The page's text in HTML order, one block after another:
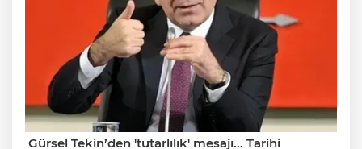
Gürsel Tekin’den 'tutarlılık' mesajı... Tarihi